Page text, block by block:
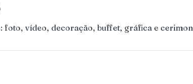
vídeo, decoração, buffet, gráfica e